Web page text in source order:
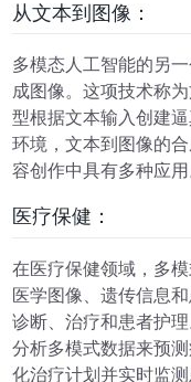
从文本到图像：
多模态人工智能的另
成图像。这项技术称
型根据文本输入创建
环境，文本到图像的
容创作中具有多种应用
医疗保健：
在医疗保健领域，多
医学图像、遗传信息
诊断、治疗和患者护
分析多模式数据来预
化治疗计划并实时监